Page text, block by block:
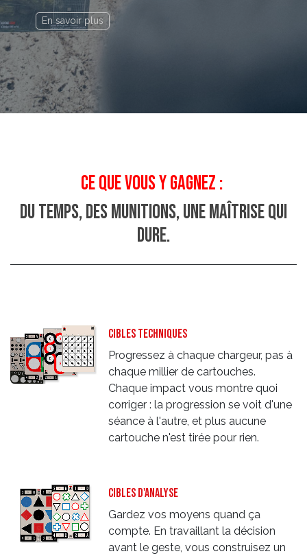
En savoir plus
Ce que vous y gagnez :
du temps, des munitions, une maîtrise qui
dure.
cibles techniques
Progressez à chaque chargeur, pas à
chaque millier de cartouches.
Chaque impact vous montre quoi
corriger : la progression se voit d'une
séance à l'autre, et plus aucune
cartouche n'est tirée pour rien.
Cibles d'analyse
Gardez vos moyens quand ça
compte. En travaillant la décision
avant le geste, vous construisez un